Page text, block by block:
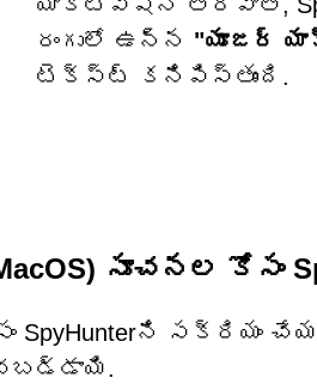
రంగులో ఉన్న "యూజర్
టెక్స్ట్ కనిపిస్తుంది.
సూచనల కోసం
SpyHunterని